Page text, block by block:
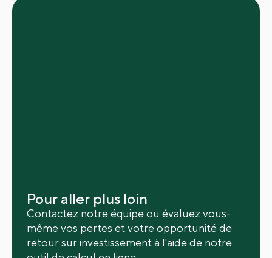
Pour aller plus loin
Contactez notre équipe ou évaluez vous-
même vos pertes et votre opportunité de
retour sur investissement à l'aide de notre